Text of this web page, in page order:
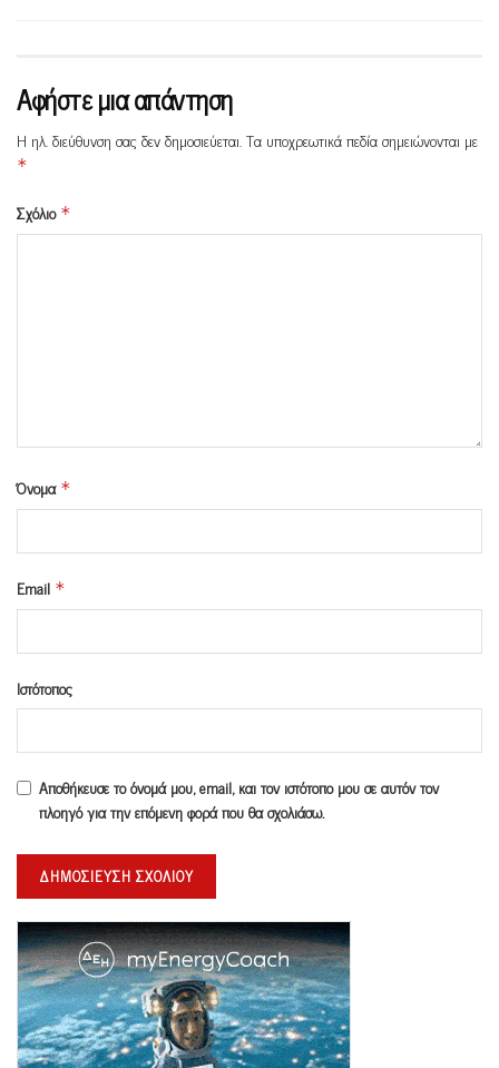
Αφήστε μια απάντηση
Η ηλ. διεύθυνση σας δεν δημοσιεύεται.Τα υποχρεωτικά πεδία σημειώνονται με
*
Σχόλιο *
Όνομα *
Email *
Ιστότοπος
Αποθήκευσε το όνομά μου, email, και τον ιστότοπο μου σε αυτόν τον
πλοηγό για την επόμενη φορά που θα σχολιάσω.